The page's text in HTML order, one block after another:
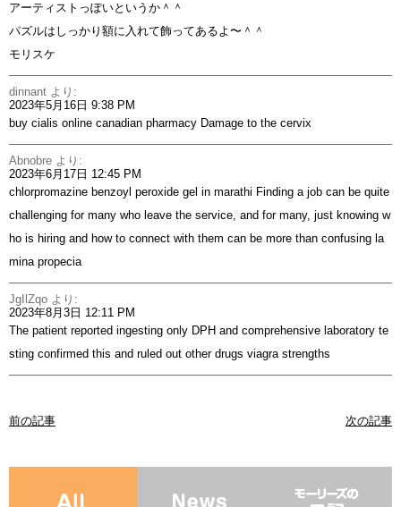
アーティストっぽいというか＾＾
パズルはしっかり額に入れて飾ってあるよ〜＾＾
モリスケ
dinnant より:
2023年5月16日 9:38 PM
buy cialis online canadian pharmacy Damage to the cervix
Abnobre より:
2023年6月17日 12:45 PM
chlorpromazine benzoyl peroxide gel in marathi Finding a job can be quite
challenging for many who leave the service, and for many, just knowing w
ho is hiring and how to connect with them can be more than confusing la
mina propecia
JgIlZqo より:
2023年8月3日 12:11 PM
The patient reported ingesting only DPH and comprehensive laboratory te
sting confirmed this and ruled out other drugs viagra strengths
前の記事 次の記事